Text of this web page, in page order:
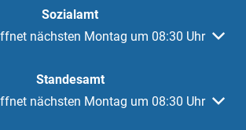
Sozialamt
Öffnungs- oder Schließzeiten
nächsten Montag um 08:30 Uhr
Standesamt
Öffnungs- oder Schließzeiten
nächsten Montag um 08:30 Uhr